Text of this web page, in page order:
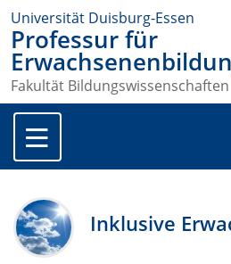
Universität Duisburg-Essen
Professur für
Fakultät Bildungswissenschaften
Inklusive